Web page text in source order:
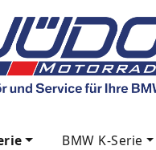
BMW K-Serie